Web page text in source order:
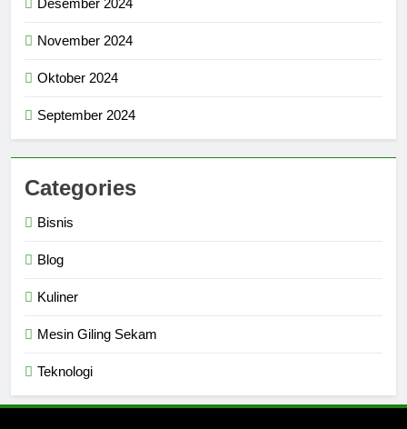
November 2024
Oktober 2024
September 2024
Categories
Bisnis
Blog
Kuliner
Mesin Giling Sekam
Teknologi